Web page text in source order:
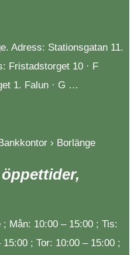
Adress: Stationsgatan 11.
Fristadstorget 10 · F
1. Falun⁠ · G …
› Borlänge
Mån: 10:00 – 15:00 ; Tis:
; Tor: 10:00 – 15:00 ;